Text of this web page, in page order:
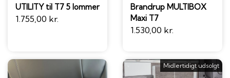
UTILITY til T7 5 lommer
1.755,00 kr.
Brandrup MULTIBOX
Maxi T7
1.530,00 kr.
Midlertidigt udsolgt